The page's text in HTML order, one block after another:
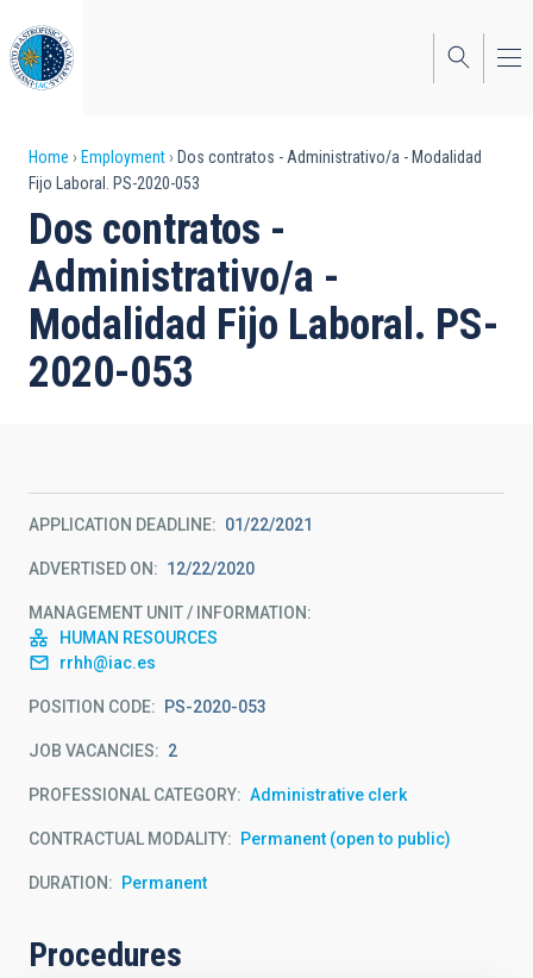
to
main
content
Breadcrumb
Home Employment
Dos contratos - Administrativo/a - Modalidad
Fijo Laboral. PS-2020-053
Dos contratos -
Administrativo/a -
Modalidad Fijo Laboral. PS-
2020-053
APPLICATION DEADLINE 01/22/2021
ADVERTISED ON 12/22/2020
MANAGEMENT UNIT / INFORMATION
HUMAN RESOURCES
rrhh@iac.es
POSITION CODE PS-2020-053
JOB VACANCIES 2
PROFESSIONAL CATEGORY Administrative clerk
CONTRACTUAL MODALITY Permanent (open to public)
DURATION Permanent
Procedures